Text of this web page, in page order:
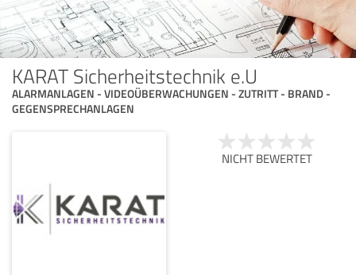
KARAT Sicherheitstechnik e.U
ALARMANLAGEN - VIDEOÜBERWACHUNGEN - ZUTRITT - BRAND -
GEGENSPRECHANLAGEN
NICHT BEWERTET